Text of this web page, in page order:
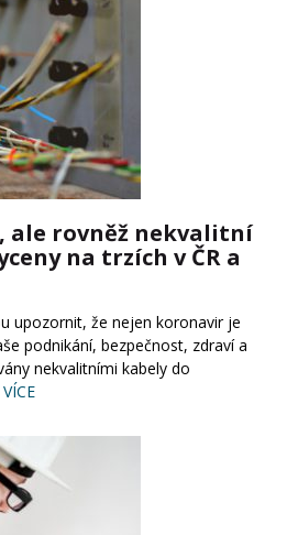
ale rovněž nekvalitní
na trzích v ČR a
upozornit, že nejen koronavir je
podnikání, bezpečnost, zdraví a
nekvalitními kabely do